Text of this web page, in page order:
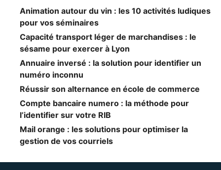
Animation autour du vin : les 10 activités ludiques
pour vos séminaires
Capacité transport léger de marchandises : le
sésame pour exercer à Lyon
Annuaire inversé : la solution pour identifier un
numéro inconnu
Réussir son alternance en école de commerce
Compte bancaire numero : la méthode pour
l’identifier sur votre RIB
Mail orange : les solutions pour optimiser la
gestion de vos courriels